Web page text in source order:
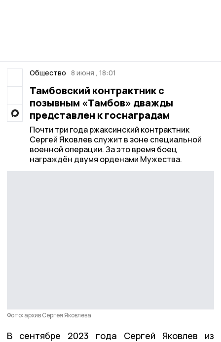
Общество 8 июня , 18:01
Тамбовский контрактник с
позывным «Тамбов» дважды
представлен к госнаградам
Почти три года ржаксинский контрактник
Сергей Яковлев служит в зоне специальной
военной операции. За это время боец
награждён двумя орденами Мужества.
Фото: архив Сергея Яковлева
В сентябре 2023 года Сергей Яковлев из